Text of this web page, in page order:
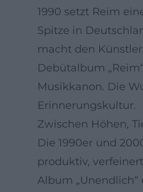
1990 setzt Reim
Spitze in
macht den
Debütalbum
Musikkanon. Die
Erinnerungskultur.
Zwischen Höhen,
Die 1990er und
produktiv,
Album